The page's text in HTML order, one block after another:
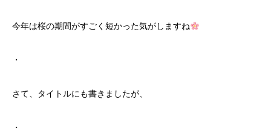
今年は桜の期間がすごく短かった気がしますね
・
さて、タイトルにも書きましたが、
・